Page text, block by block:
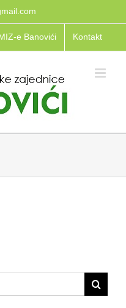
e Banovići Kontakt